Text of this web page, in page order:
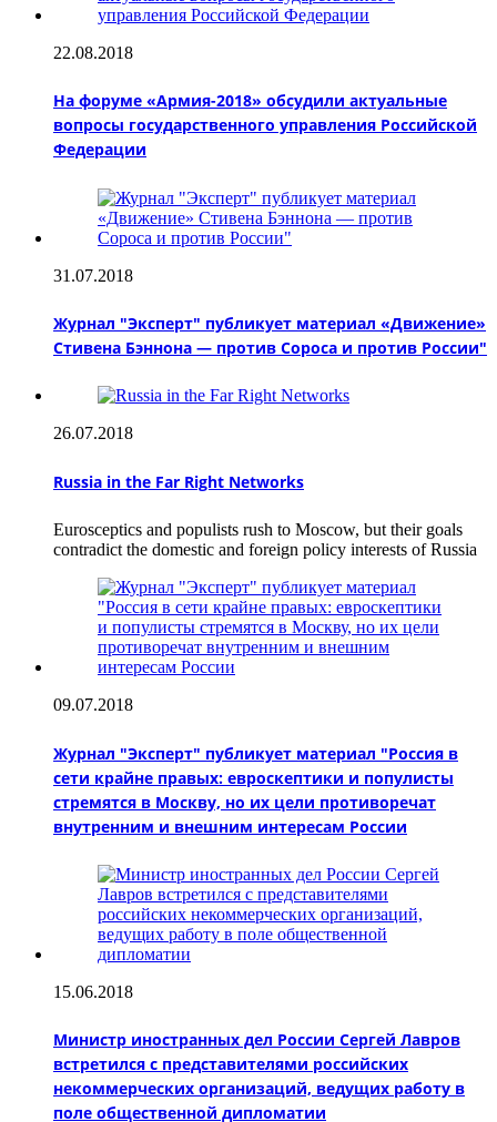
22.08.2018
На форуме «Армия-2018» обсудили актуальные
вопросы государственного управления Российской
Федерации
31.07.2018
Журнал "Эксперт" публикует материал «Движение»
Стивена Бэннона — против Сороса и против России"
26.07.2018
Russia in the Far Right Networks
Eurosceptics and populists rush to Moscow, but their goals
contradict the domestic and foreign policy interests of Russia
09.07.2018
Журнал "Эксперт" публикует материал "Россия в
сети крайне правых: евроскептики и популисты
стремятся в Москву, но их цели противоречат
внутренним и внешним интересам России
15.06.2018
Министр иностранных дел России Сергей Лавров
встретился с представителями российских
некоммерческих организаций, ведущих работу в
поле общественной дипломатии